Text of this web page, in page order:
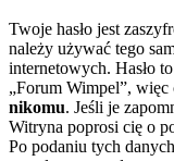
Twoje hasło jest
należy używać tego
internetowych. Hasło
„Forum Wimpel”,
nikomu. Jeśli je
Witryna poprosi cię o
Po podaniu tych